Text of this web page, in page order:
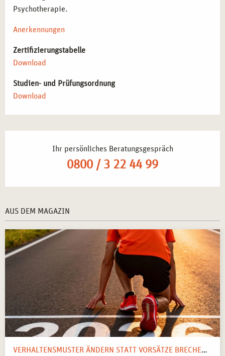
Psychotherapie.
Anerkennungen
Zertifizierungstabelle
Download
Studien- und Prüfungsordnung
Download
Ihr persönliches Beratungsgespräch
0800 / 3 22 44 99
AUS DEM MAGAZIN
VERHALTENSMUSTER ÄNDERN STATT VORSÄTZE BRECHEN: IHR SYSTEMISCHER WEGWEISER FÜR 2026